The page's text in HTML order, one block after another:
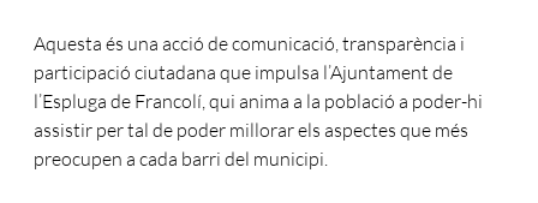
Aquesta és una acció de comunicació, transparència i
participació ciutadana que impulsa l’Ajuntament de
l’Espluga de Francolí, qui anima a la població a poder-hi
assistir per tal de poder millorar els aspectes que més
preocupen a cada barri del municipi.